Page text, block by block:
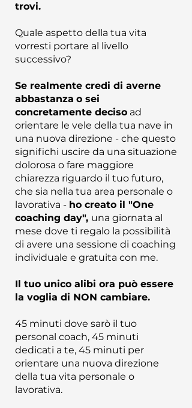
trovi.
Quale aspetto della tua vita
vorresti portare al livello
successivo?
Se realmente credi di averne
abbastanza o sei
concretamente deciso ad
orientare le vele della tua nave in
una nuova direzione - che questo
significhi uscire da una situazione
dolorosa o fare maggiore
chiarezza riguardo il tuo futuro,
che sia nella tua area personale o
lavorativa - ho creato il "One
coaching day", una giornata al
mese dove ti regalo la possibilità
di avere una sessione di coaching
individuale e gratuita con me.
Il tuo unico alibi ora può essere
la voglia di NON cambiare.
45 minuti dove sarò il tuo
personal coach, 45 minuti
dedicati a te, 45 minuti per
orientare una nuova direzione
della tua vita personale o
lavorativa.